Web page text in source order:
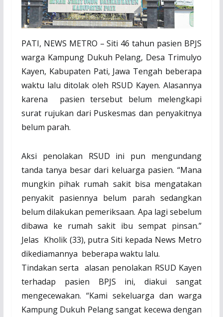
PATI, NEWS METRO – Siti 46 tahun pasien BPJS
warga Kampung Dukuh Pelang, Desa Trimulyo
Kayen, Kabupaten Pati, Jawa Tengah beberapa
waktu lalu ditolak oleh RSUD Kayen. Alasannya
karena
pasien tersebut belum melengkapi
surat rujukan dari Puskesmas dan penyakitnya
belum parah.
Aksi penolakan RSUD ini pun mengundang
tanda tanya besar dari keluarga pasien. “Mana
mungkin pihak rumah sakit bisa mengatakan
penyakit pasiennya belum parah sedangkan
belum dilakukan pemeriksaan. Apa lagi sebelum
dibawa ke rumah sakit ibu sempat pinsan.”
Jelas Kholik (33), putra Siti kepada News Metro
dikediamannya beberapa waktu lalu.
Tindakan serta alasan penolakan RSUD Kayen
terhadap pasien BPJS ini, diakui sangat
mengecewakan. “Kami sekeluarga dan warga
Kampung Dukuh Pelang sangat kecewa dengan